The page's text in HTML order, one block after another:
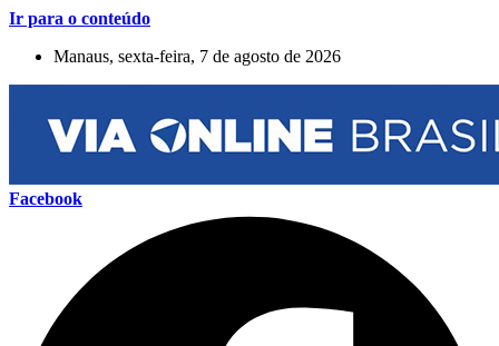
Ir para o conteúdo
Manaus, sexta-feira, 7 de agosto de 2026
Facebook